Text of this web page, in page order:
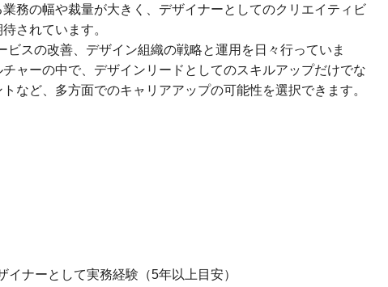
務の幅や裁量が大きく、デザイナーとしてのクリエイティビ
されています。
ビスの改善、デザイン組織の戦略と運用を日々行っていま
ャーの中で、デザインリードとしてのスキルアップだけでな
など、多方面でのキャリアアップの可能性を選択できます。
ナーとして実務経験（5年以上目安）